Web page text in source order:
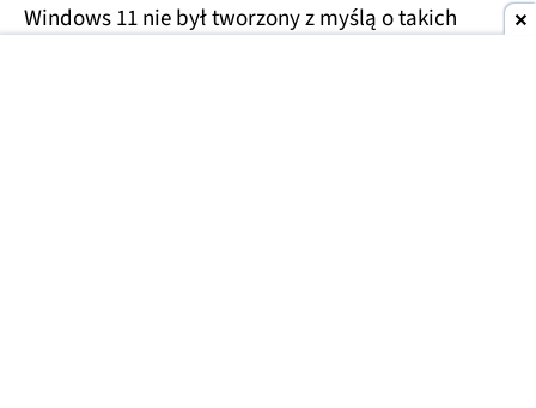
Windows 11 nie był tworzony z myślą o takich